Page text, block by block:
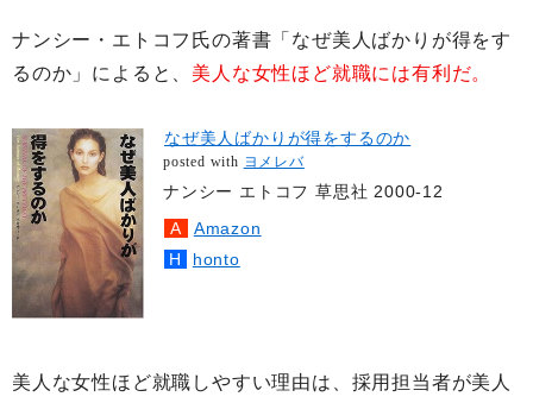
ナンシー・エトコフ氏の著書「なぜ美人ばかりが得をす
るのか」によると、 美人な女性ほど就職には有利だ。
なぜ美人ばかりが得をするのか
posted with ヨメレバ
ナンシー エトコフ 草思社 2000-12
Amazon
honto
美人な女性ほど就職しやすい理由は、採用担当者が美人